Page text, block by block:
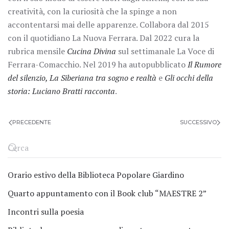
creatività, con la curiosità che la spinge a non
accontentarsi mai delle apparenze. Collabora dal 2015
con il quotidiano La Nuova Ferrara. Dal 2022 cura la
rubrica mensile Cucina Divina sul settimanale La Voce di
Ferrara-Comacchio. Nel 2019 ha autopubblicatoIl Rumore
del silenzio, La Siberiana tra sogno e realtà e Gli occhi della
storia: Luciano Bratti racconta.
PRECEDENTE SUCCESSIVO
Orario estivo della Biblioteca Popolare Giardino
Quarto appuntamento con il Book club “MAESTRE 2”
Incontri sulla poesia